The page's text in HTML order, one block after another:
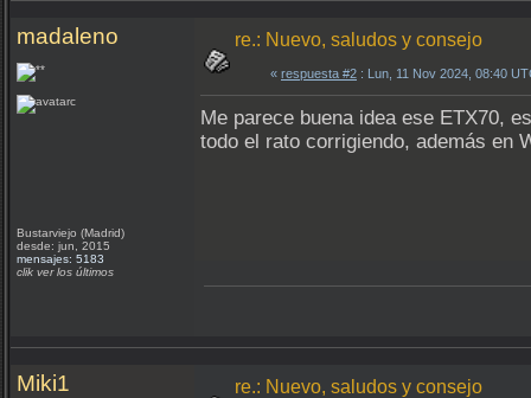
madaleno
Bustarviejo (Madrid)
desde: jun, 2015
mensajes: 5183
clik ver los últimos
re.: Nuevo, saludos y consejo
« respuesta #2 : Lun, 11 Nov 2024, 08:40
Me parece buena idea ese ETX70,
todo el rato corrigiendo, además en
Miki1 re.: Nuevo, saludos y consejo